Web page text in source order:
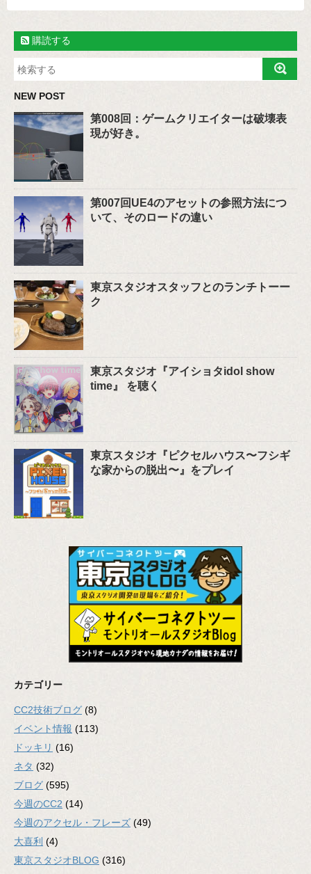
購読する
NEW POST
第008回：ゲームクリエイターは破壊表
現が好き。
第007回UE4のアセットの参照方法につ
いて、そのロードの違い
東京スタジオスタッフとのランチトーー
ク
東京スタジオ『アイショタidol show
time』 を聴く
東京スタジオ『ピクセルハウス〜フシギ
な家からの脱出〜』をプレイ
カテゴリー
CC2技術ブログ (8)
イベント情報 (113)
ドッキリ (16)
ネタ (32)
ブログ (595)
今週のCC2 (14)
今週のアクセル・フレーズ (49)
大喜利 (4)
東京スタジオBLOG (316)